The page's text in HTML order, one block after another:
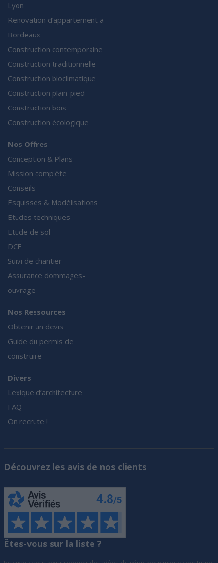
Lyon
Rénovation d’appartement à
Bordeaux
Construction contemporaine
Construction traditionnelle
Construction bioclimatique
Construction plain-pied
Construction bois
Construction écologique
Nos Offres
Conception & Plans
Mission complète
Conseils
Esquisses & Modélisations
Etudes techniques
Etude de sol
DCE
Suivi de chantier
Assurance dommages-
ouvrage
Nos Ressources
Obtenir un devis
Guide du permis de
construire
Divers
Lexique d’architecture
FAQ
On recrute !
Découvrez les avis de nos clients
Êtes-vous sur la liste ?